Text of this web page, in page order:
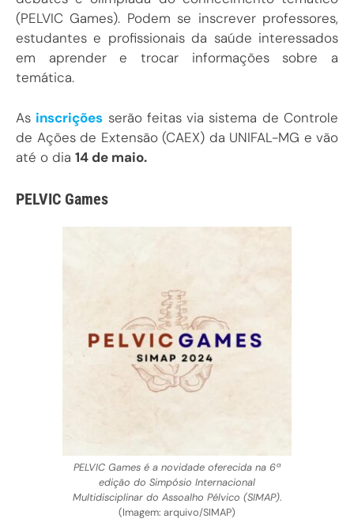
(PELVIC Games). Podem se inscrever professores,
estudantes e profissionais da saúde interessados
em aprender e trocar informações sobre a
temática.
As inscrições serão feitas via sistema de Controle
de Ações de Extensão (CAEX) da UNIFAL-MG e vão
até o dia 14 de maio.
PELVIC Games
PELVIC Games é a novidade oferecida na 6ª
edição do Simpósio Internacional
Multidisciplinar do Assoalho Pélvico (SIMAP).
(Imagem: arquivo/SIMAP)